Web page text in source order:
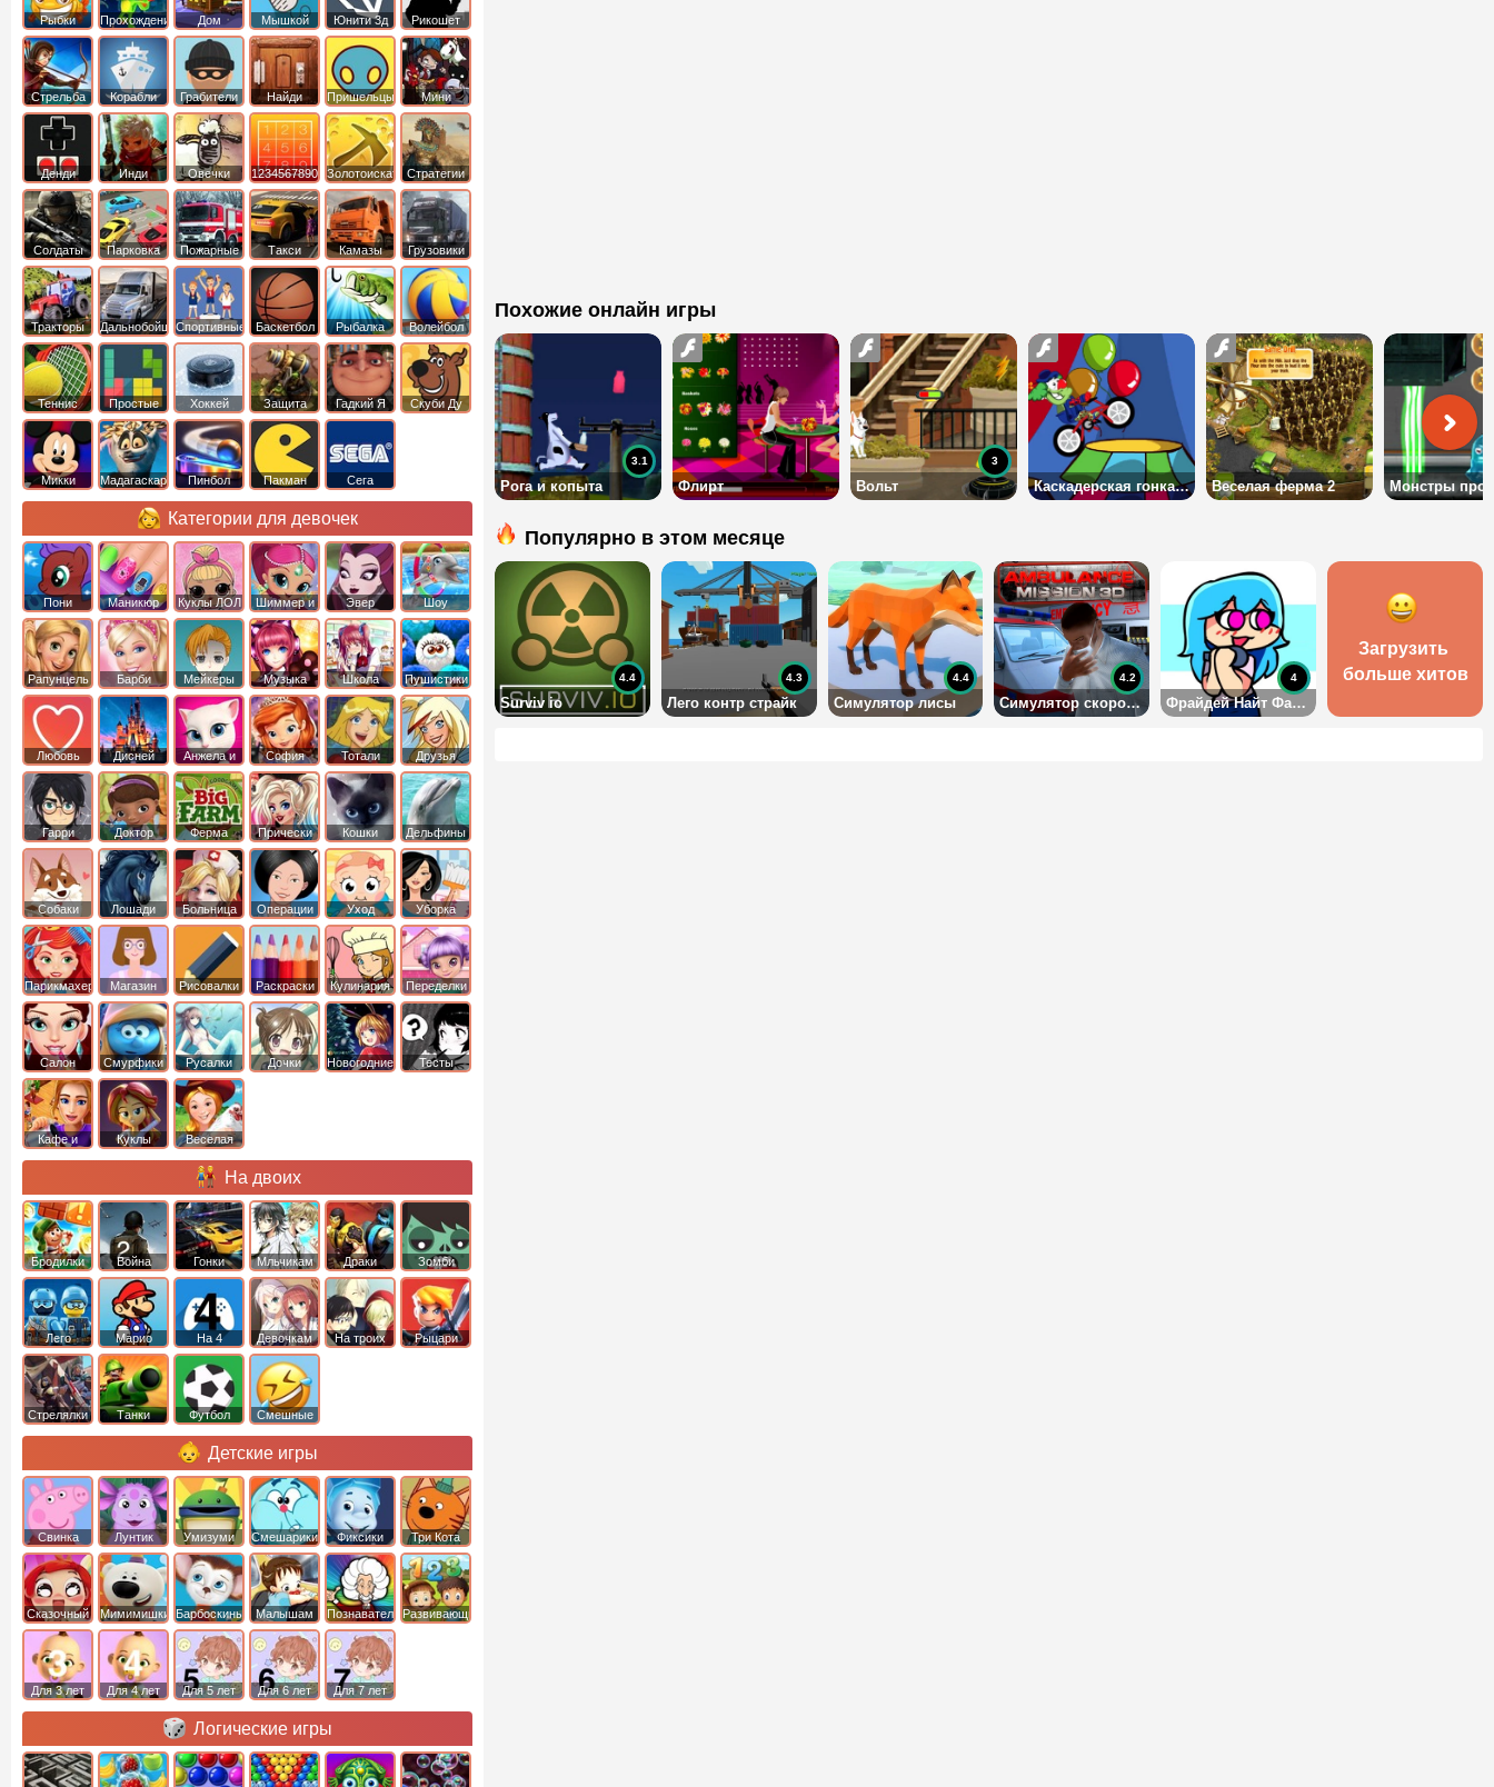
Похожие онлайн игры
Рога и копыта
3.1
Флирт Вольт
3
Каскадерская гонка клоуна Веселая ферма 2
Популярно в этом месяце
Surviv io
4.4
Лего контр страйк
4.3
Симулятор лисы
4.4
Симулятор скорой помощи 2
4.2
Фрайдей Найт Фанкин: Скай (Полная неделя)
4
Загрузить
больше хитов
Рыбки Прохождение Дом Мышкой Юнити 3д Рикошет
Cтрельба
из лука
Корабли Грабители
Найди
выход
Пришельцы Мини
Денди Инди
Овечки
идут домой
1234567890 ЗолотоискательСтратегии
Солдаты
Парковка
машин
Пожарные
машины
Такси Камазы Грузовики
Тракторы ДальнобойщикиСпортивные Баскетбол Рыбалка Волейбол
Теннис Простые Хоккей
Защита
башни
Гадкий Я Скуби Ду
Микки
Мадагаскар Пинбол Пакман Сега
Категории для девочек
Пони
креатор
Маникюр Куклы ЛОЛ
Шиммер и
Шайн
Эвер
Афтер Хай
Шоу
дельфинов
Рапунцель Барби Мейкеры Музыка Школа Пушистики
Любовь Дисней
Анжела и
том
София
Прекрасная
Тотали
Спайс
Друзья
ангелов
Гарри
Поттер
Доктор
Плюшева
Ферма Прически Кошки Дельфины
Собаки Лошади Больница Операции Уход Уборка
Парикмахер Магазин Рисовалки Раскраски Кулинария Переделки
Салон Смурфики Русалки Дочки Новогодние Тесты
Кафе и
Куклы
Веселая
На двоих
Бродилки Война Гонки Мльчикам Драки Зомби
Лего Марио На 4 Девочкам На троих Рыцари
Стрелялки Танки Футбол Смешные
Детские игры
Свинка
Пеппа
Лунтик Умизуми Смешарики Фиксики Три Кота
Сказочный
патруль
Мимимишки Барбоскины Малышам ПознавательныеРазвивающие
Для 3 лет Для 4 лет Для 5 лет Для 6 лет Для 7 лет
Логические игры